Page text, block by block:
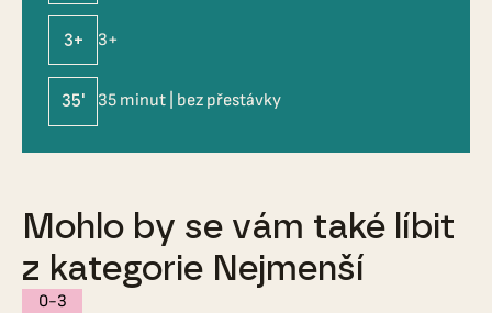
3+ 3+
35' 35 minut | bez přestávky
Mohlo by se vám také líbit
z kategorie Nejmenší
0-3